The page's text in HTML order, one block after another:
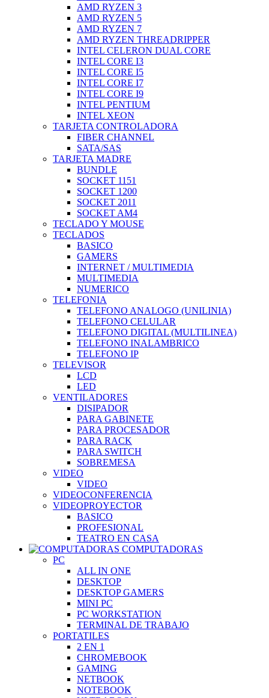
AMD RYZEN 3
AMD RYZEN 5
AMD RYZEN 7
AMD RYZEN THREADRIPPER
INTEL CELERON DUAL CORE
INTEL CORE I3
INTEL CORE I5
INTEL CORE I7
INTEL CORE I9
INTEL PENTIUM
INTEL XEON
TARJETA CONTROLADORA
FIBER CHANNEL
SATA/SAS
TARJETA MADRE
BUNDLE
SOCKET 1151
SOCKET 1200
SOCKET 2011
SOCKET AM4
TECLADO Y MOUSE
TECLADOS
BASICO
GAMERS
INTERNET / MULTIMEDIA
MULTIMEDIA
NUMERICO
TELEFONIA
TELEFONO ANALOGO (UNILINIA)
TELEFONO CELULAR
TELEFONO DIGITAL (MULTILINEA)
TELEFONO INALAMBRICO
TELEFONO IP
TELEVISOR
LCD
LED
VENTILADORES
DISIPADOR
PARA GABINETE
PARA PROCESADOR
PARA RACK
PARA SWITCH
SOBREMESA
VIDEO
VIDEO
VIDEOCONFERENCIA
VIDEOPROYECTOR
BASICO
PROFESIONAL
TEATRO EN CASA
COMPUTADORAS
PC
ALL IN ONE
DESKTOP
DESKTOP GAMERS
MINI PC
PC WORKSTATION
TERMINAL DE TRABAJO
PORTATILES
2 EN 1
CHROMEBOOK
GAMING
NETBOOK
NOTEBOOK